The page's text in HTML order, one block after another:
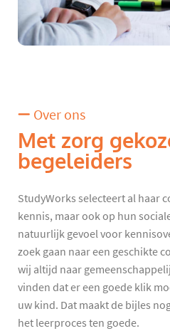
Over ons
Met zorg
begeleiders
StudyWorks selecteert al haar
kennis, maar ook op hun
natuurlijk gevoel voor
zoek gaan naar een geschikte
wij altijd naar
vinden dat er een goede klik
uw kind. Dat maakt de bijles
het leerproces ten goede.